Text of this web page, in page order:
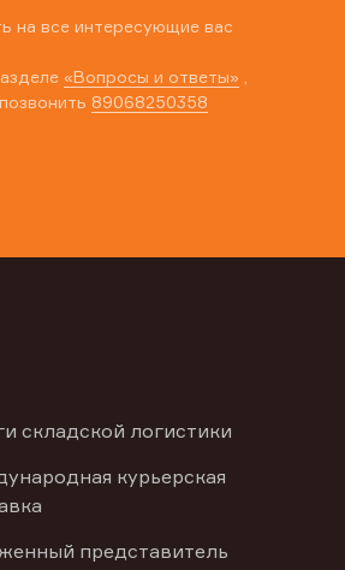
на все интересующие вас
«Вопросы и ответы»
89068250358
складской логистики
курьерская
представитель